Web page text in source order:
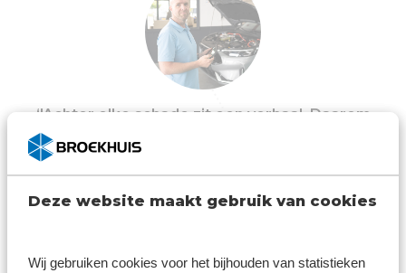
Deze website maakt gebruik van cookies
Wij gebruiken cookies voor het bijhouden van statistieken
‘'Achter elke schade zit een verhaal. Daarom
luisteren we naar de klant en nemen we ze
mee in het proces.’'
Sybo Talsma | Calculator (Schademanager)